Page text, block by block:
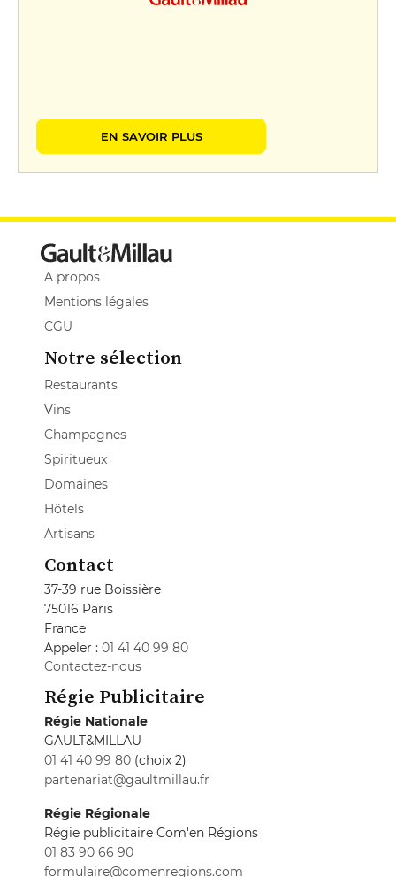
EN SAVOIR PLUS
A propos
Mentions légales
CGU
Notre sélection
Restaurants
Vins
Champagnes
Spiritueux
Domaines
Hôtels
Artisans
Contact
37-39 rue Boissière
75016 Paris
France
Appeler : 01 41 40 99 80
Contactez-nous
Régie Publicitaire
Régie Nationale
GAULT&MILLAU
01 41 40 99 80 (choix 2)
partenariat@gaultmillau.fr
Régie Régionale
Régie publicitaire Com'en Régions
01 83 90 66 90
formulaire@comenregions.com